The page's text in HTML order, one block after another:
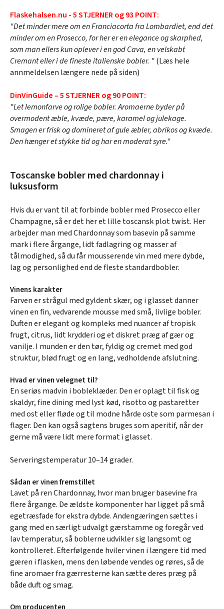
Flaskehalsen.nu - 5 STJERNER og 93 POINT:
"Det minder mere om en Franciacorta fra Lombardiet, end det
minder om en Prosecco, for her er en elegance og skarphed,
som man ellers kun oplever i en god Cava, en velskabt
Cremant eller i de fineste italienske bobler. "(Læs hele
annmeldelsen længere nede på siden)
DinVinGuide – 5 STJERNER og 90 POINT:
"Let lemonfarve og rolige bobler. Aromaerne byder på
overmodent æble, kvæde, pære, karamel og julekage.
Smagen er frisk og domineret af gule æbler, abrikos og kvæde.
Den hænger et stykke tid og har en moderat syre."
Toscanske bobler med chardonnay i
luksusform
Hvis du er vant til at forbinde bobler med Prosecco eller
Champagne, så er det her et lille toscansk plot twist. Her
arbejder man med Chardonnay som basevin på samme
mark i flere årgange, lidt fadlagring og masser af
tålmodighed, så du får mousserende vin med mere dybde,
lag og personlighed end de fleste standardbobler.
Vinens karakter
Farven er strågul med gyldent skær, og i glasset danner
vinen en fin, vedvarende mousse med små, livlige bobler.
Duften er elegant og kompleks med nuancer af tropisk
frugt, citrus, lidt krydderi og et diskret præg af gær og
vanilje. I munden er den tør, fyldig og cremet med god
struktur, blød frugt og en lang, vedholdende afslutning.
Hvad er vinen velegnet til?
En seriøs madvin i bobleklæder. Den er oplagt til fisk og
skaldyr, fine dining med lyst kød, risotto og pastaretter
med ost eller fløde og til modne hårde oste som parmesan i
flager. Den kan også sagtens bruges som aperitif, når der
gerne må være lidt mere format i glasset.
Serveringstemperatur 10–14 grader.
Sådan er vinen fremstillet
Lavet på ren Chardonnay, hvor man bruger basevine fra
flere årgange. De ældste komponenter har ligget på små
egetræsfade for ekstra dybde. Andengæringen sættes i
gang med en særligt udvalgt gærstamme og foregår ved
lav temperatur, så boblerne udvikler sig langsomt og
kontrolleret. Efterfølgende hviler vinen i længere tid med
gæren i flasken, mens den løbende vendes og røres, så de
fine aromaer fra gærresterne kan sætte deres præg på
både duft og smag.